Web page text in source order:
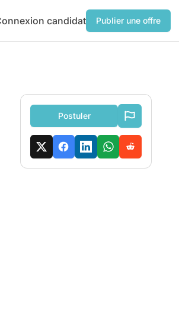
candidat Publier une offre
Postuler